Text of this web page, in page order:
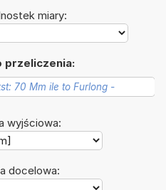
miary:
przeliczenia:
wyjściowa:
docelowa: